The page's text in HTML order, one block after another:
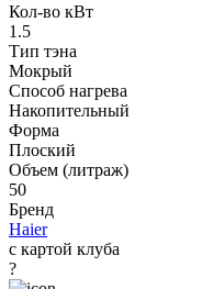
Кол-во кВт
1.5
Тип тэна
Мокрый
Способ нагрева
Накопительный
Форма
Плоский
Объем (литраж)
50
Бренд
Haier
с картой клуба
?